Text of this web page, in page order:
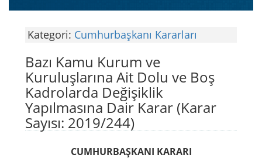
Kategori: Cumhurbaşkanı Kararları
Bazı Kamu Kurum ve
Kuruluşlarına Ait Dolu ve Boş
Kadrolarda Değişiklik
Yapılmasına Dair Karar (Karar
Sayısı: 2019/244)
CUMHURBAŞKANI KARARI